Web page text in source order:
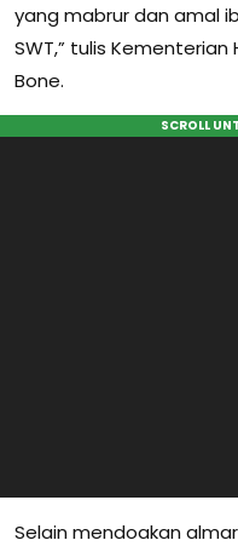
yang mabrur dan amal
SWT,” tulis
Bone.
Selain mendoakan